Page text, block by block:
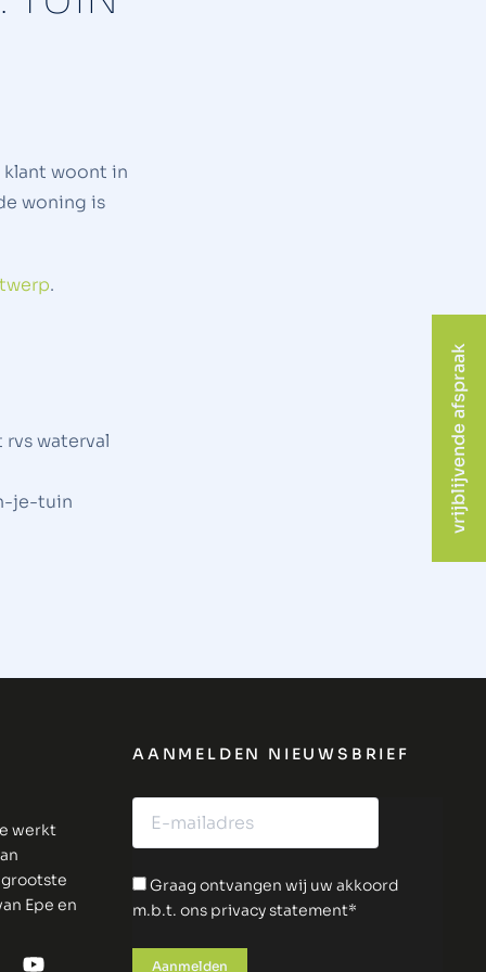
vrijblijvende afspraak
woont in
woning is
.
werkt
Epe en
AANMELDEN NIEUWSBRIEF
Graag ontvangen wij uw akkoord
m.b.t. ons privacy statement*